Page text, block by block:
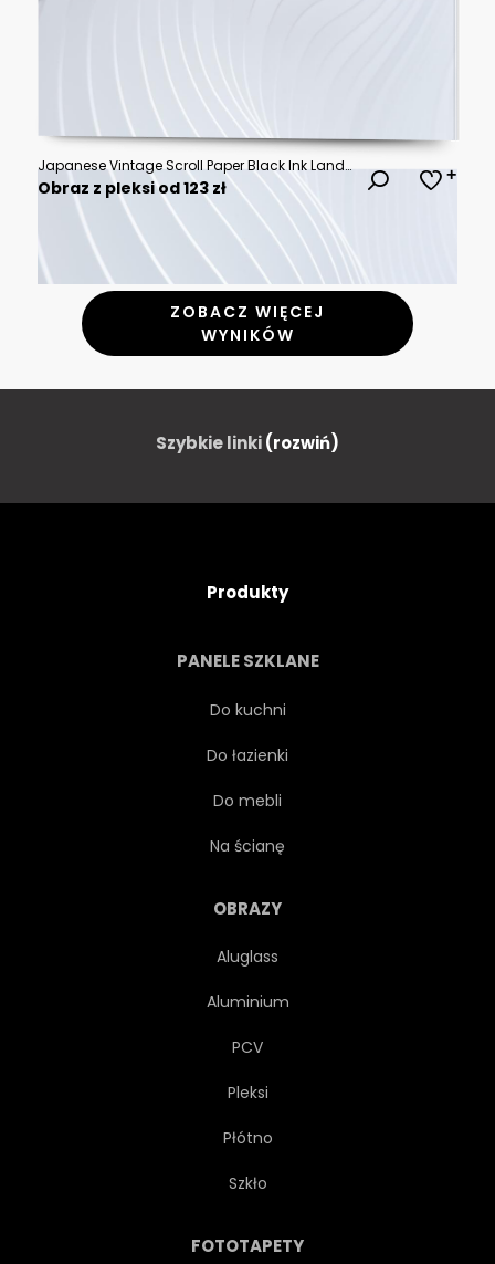
Japanese Vintage Scroll Paper Black Ink Landscape Frame Background Invitation Graphic
Obraz z pleksi od 123 zł
ZOBACZ WIĘCEJ
WYNIKÓW
Szybkie linki(rozwiń)
Produkty
PANELE SZKLANE
Do kuchni
Do łazienki
Do mebli
Na ścianę
OBRAZY
Aluglass
Aluminium
PCV
Pleksi
Płótno
Szkło
FOTOTAPETY